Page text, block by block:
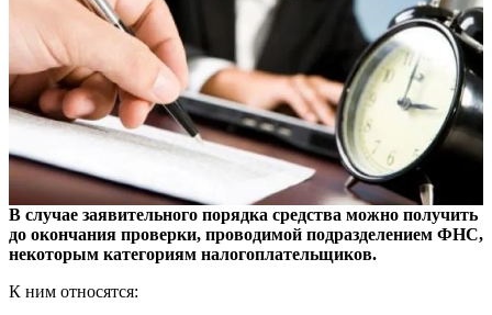
В случае заявительного порядка средства можно получить
до окончания проверки, проводимой подразделением ФНС,
некоторым категориям налогоплательщиков.
К ним относятся: